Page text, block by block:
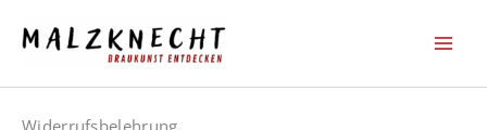
Inhalt
Widerrufsbelehrung